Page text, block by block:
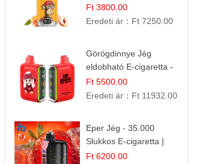
eldobható e-Cigaretta |
Friss Gyümölcs Íz
Ft 3800.00
Eredeti ár： Ft 7250.00
Görögdinnye Jég
eldobható E-cigaretta -
25.000 Slukk | Frissítő
Nyári Íz
Ft 5500.00
Eredeti ár： Ft 11932.00
Eper Jég - 35.000
Slukkos E-cigaretta |
IBVape Bar
Ft 6200.00